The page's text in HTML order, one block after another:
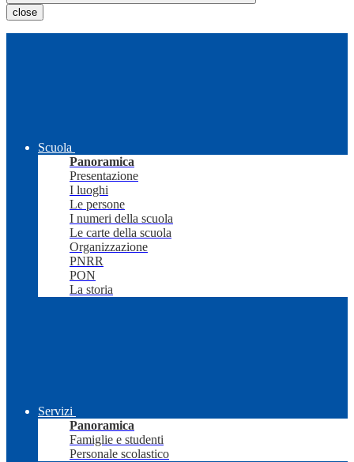
close
Scuola
Panoramica
Presentazione
I luoghi
Le persone
I numeri della scuola
Le carte della scuola
Organizzazione
PNRR
PON
La storia
Servizi
Panoramica
Famiglie e studenti
Personale scolastico